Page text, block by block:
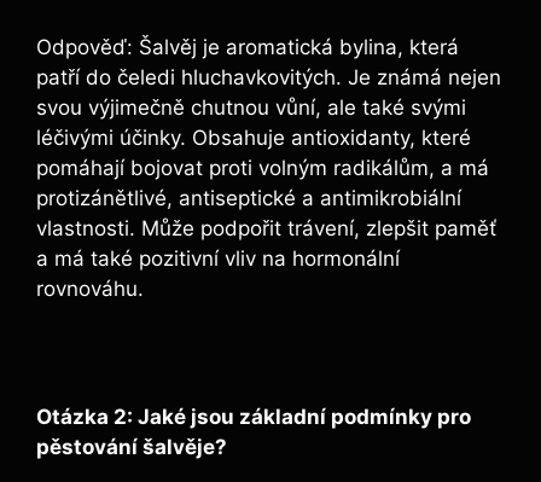
Odpověď: Šalvěj je aromatická bylina, která
patří do čeledi hluchavkovitých. Je známá nejen
svou výjimečně chutnou vůní, ale také svými
léčivými účinky. Obsahuje antioxidanty, které
pomáhají bojovat proti volným radikálům, a má
protizánětlivé, antiseptické a antimikrobiální
vlastnosti. Může podpořit trávení, zlepšit paměť
a má také pozitivní vliv na hormonální
rovnováhu.
Otázka 2: Jaké jsou základní podmínky pro
pěstování šalvěje?